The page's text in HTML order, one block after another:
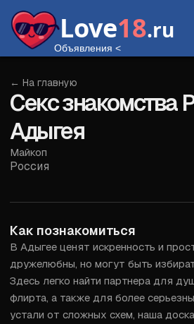
Love18.ru
Объявления <
← На главную
Секс знакомства
Адыгея
Майкоп
Россия
Как познакомиться
В Адыгее ценят искренность и
дружелюбны, но могут быть
Здесь легко найти партнера для
флирта, а также для более
устали от сложных схем, наша